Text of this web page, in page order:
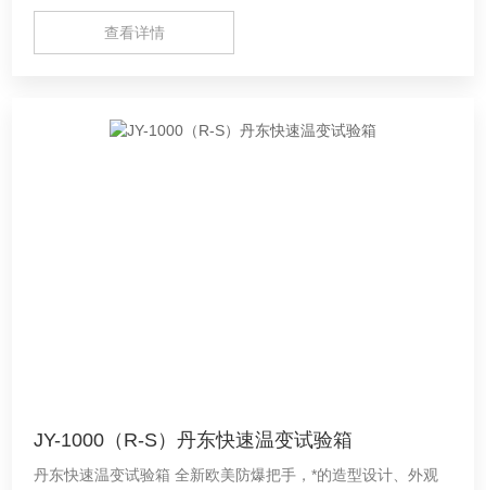
查看详情
JY-1000（R-S）丹东快速温变试验箱
丹东快速温变试验箱 全新欧美防爆把手，*的造型设计、外观